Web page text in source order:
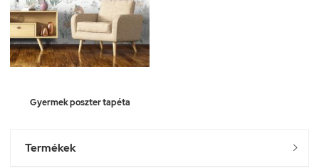
Gyermek poszter tapéta
Termékek 